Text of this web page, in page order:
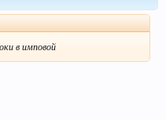
в имповой